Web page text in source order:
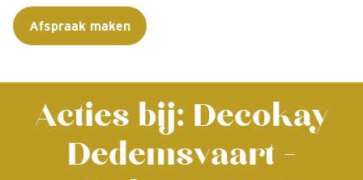
Afspraak maken
Acties bij: Decokay
Dedemsvaart -